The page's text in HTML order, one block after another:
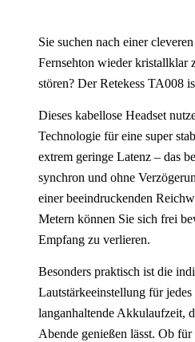
Sie suchen nach einer
Fernsehton wieder kristallklar
stören? Der Retekess TA008
Dieses kabellose Headset
Technologie für eine super
extrem geringe Latenz – das
synchron und ohne
einer beeindruckenden
Metern können Sie sich frei
Empfang zu verlieren.
Besonders praktisch ist die
Lautstärkeeinstellung für
langanhaltende Akkulaufzeit,
Abende genießen lässt. Ob